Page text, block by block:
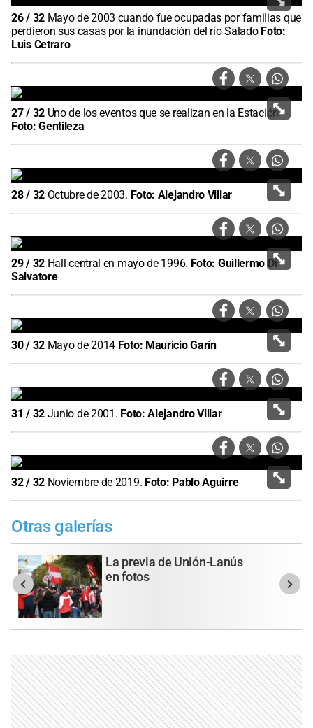
26/ 32 Mayo de 2003 cuando fue ocupadas por familias que
perdieron sus casas por la inundación del río Salado Foto:
Luis Cetraro
27/ 32 Uno de los eventos que se realizan en la Estación
Foto:Gentileza
28/ 32 Octubre de 2003. Foto: Alejandro Villar
29/ 32 Hall central en mayo de 1996. Foto: Guillermo Di
Salvatore
30/ 32 Mayo de 2014 Foto: Mauricio Garín
31 / 32 Junio de 2001. Foto:Alejandro Villar
32/ 32 Noviembre de 2019. Foto: Pablo Aguirre
Otras galerías
La previa de Unión-Lanús
en fotos